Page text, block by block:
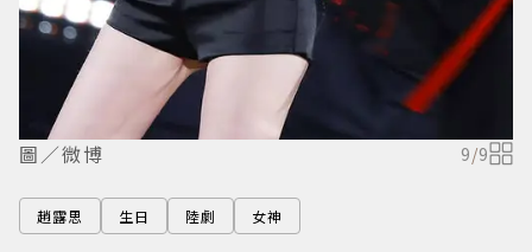
圖／微博 9/9
趙露思 生日 陸劇 女神